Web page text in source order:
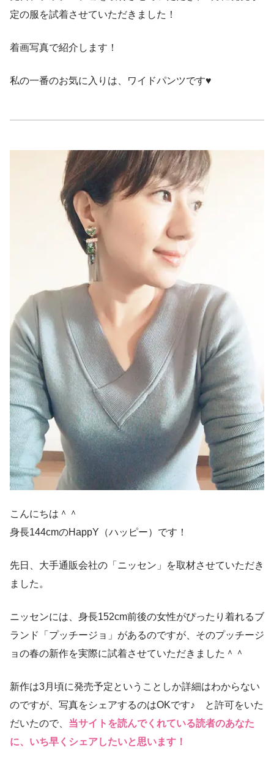
定の服を試着させていただきました！
着画写真で紹介します！
私の一番のお気に入りは、ワイドパンツです♥
こんにちは＾＾
身長144cmのHappY（ハッピー）です！
先日、大手通販会社の「ニッセン」を取材させていただき
ました。
ニッセンには、身長152cm前後の女性がぴったり着れるブ
ランド「プッチージョ」があるのですが、そのプッチージ
ョの春の新作を実際に試着させていただきました＾＾
新作は3月頃に発売予定ということしか詳細はわからない
のですが、写真をシェアするのはOKです♪ と許可をいた
だいたので、 当サイトを読んでくれている読者のあなた
に、いち早くシェアしたいと思います！